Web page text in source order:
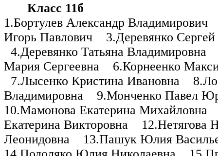
Класс 11б
1.Бортулев Александр Владимирович
Игорь Павлович
3.Деревянко
4.Деревянко Татьяна Владимировна
Мария Сергеевна
6.Корнеенко
7.Лысенко Кристина Ивановна
Владимировна
9.Монченко Павел
10.Мамонова Екатерина Михайловна
Екатерина Викторовна
12.Нетягова
Леонидовна
13.Пашук Юлия